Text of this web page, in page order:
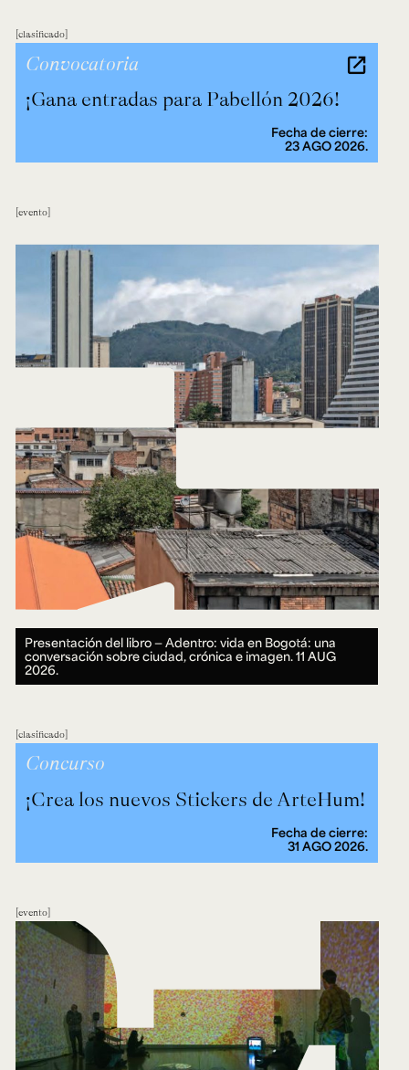
clasificado
¡Gana entradas para Pabellón 2026!
Convocatoria
Fecha de cierre:
23 AGO 2026.
evento
Presentación del libro — Adentro: vida en Bogotá: una
conversación sobre ciudad, crónica e imagen.11 AUG
2026.
clasificado
Concurso
¡Crea los nuevos Stickers de ArteHum!
Fecha de cierre:
31 AGO 2026.
evento